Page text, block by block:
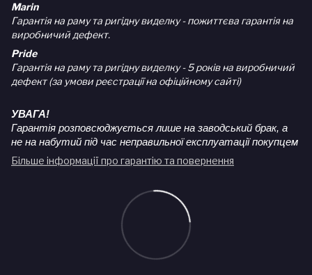
Marin
Гарантія на раму та ригідну виделку - пожиттєва гарантія на
виробничий дефект.
Pride
Гарантія на раму та ригідну виделку - 5 років на виробничий
дефект (за умови реєстрації на офіційному сайті)
УВАГА!
Гарантія розповсюджується лише на заводський брак, а
не на набутий під час неправильної експлуатації покупцем
Більше інформації про гарантію та повернення